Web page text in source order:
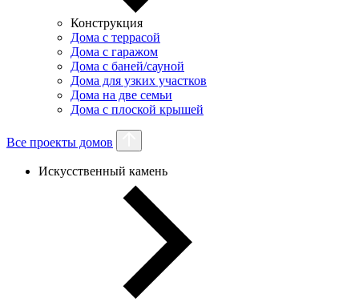
Конструкция
Дома с террасой
Дома с гаражом
Дома с баней/сауной
Дома для узких участков
Дома на две семьи
Дома с плоской крышей
Все проекты домов
Искусственный камень